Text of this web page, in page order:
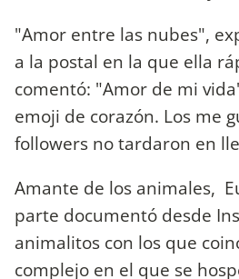
"Amor entre las nubes",
a la postal en la que ella
comentó: "Amor de mi
emoji de corazón. Los me
followers no tardaron en
Amante de los animales,
parte documentó desde
animalitos con los que
complejo en el que se